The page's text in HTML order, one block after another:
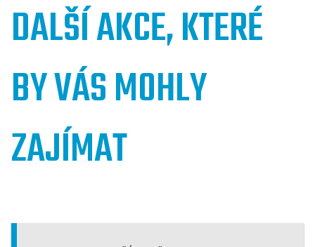
DALŠÍ AKCE, KTERÉ
BY VÁS MOHLY
ZAJÍMAT